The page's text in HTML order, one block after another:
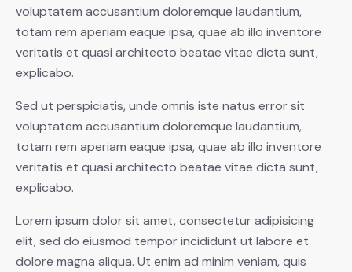
voluptatem accusantium doloremque laudantium,
totam rem aperiam eaque ipsa, quae ab illo inventore
veritatis et quasi architecto beatae vitae dicta sunt,
explicabo.
Sed ut perspiciatis, unde omnis iste natus error sit
voluptatem accusantium doloremque laudantium,
totam rem aperiam eaque ipsa, quae ab illo inventore
veritatis et quasi architecto beatae vitae dicta sunt,
explicabo.
Lorem ipsum dolor sit amet, consectetur adipisicing
elit, sed do eiusmod tempor incididunt ut labore et
dolore magna aliqua. Ut enim ad minim veniam, quis